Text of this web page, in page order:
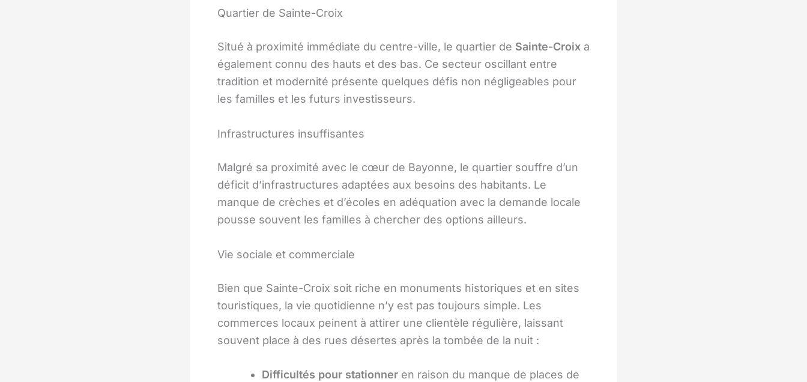
Quartier de Sainte-Croix
Situé à proximité immédiate du centre-ville, le quartier de Sainte-Croix a
également connu des hauts et des bas. Ce secteur oscillant entre
tradition et modernité présente quelques défis non négligeables pour
les familles et les futurs investisseurs.
Infrastructures insuffisantes
Malgré sa proximité avec le cœur de Bayonne, le quartier souffre d’un
déficit d’infrastructures adaptées aux besoins des habitants. Le
manque de crèches et d’écoles en adéquation avec la demande locale
pousse souvent les familles à chercher des options ailleurs.
Vie sociale et commerciale
Bien que Sainte-Croix soit riche en monuments historiques et en sites
touristiques, la vie quotidienne n’y est pas toujours simple. Les
commerces locaux peinent à attirer une clientèle régulière, laissant
souvent place à des rues désertes après la tombée de la nuit :
Difficultés pour stationner en raison du manque de places de